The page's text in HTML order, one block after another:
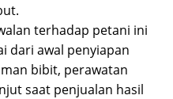
terhadap petani ini
dari awal penyiapan
bibit, perawatan
saat penjualan hasil